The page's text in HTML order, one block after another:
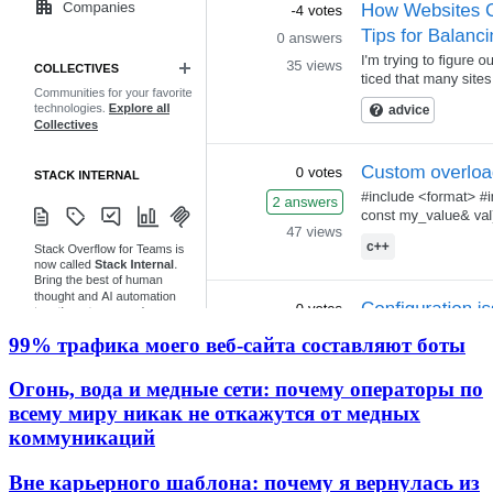
99% трафика моего веб‑сайта составляют боты
Огонь, вода и медные сети: почему операторы по
всему миру никак не откажутся от медных
коммуникаций
Вне карьерного шаблона: почему я вернулась из